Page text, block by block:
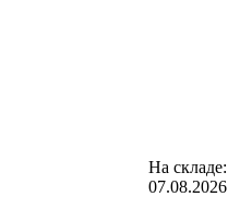
На складе:
07.08.2026